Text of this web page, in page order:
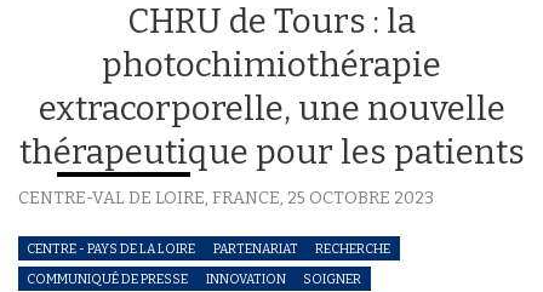
CHRU de Tours : la
photochimiothérapie
extracorporelle, une nouvelle
thérapeutique pour les patients
CENTRE-VAL DE LOIRE, FRANCE, 25 OCTOBRE 2023
CENTRE - PAYS DE LA LOIRE PARTENARIAT
RECHERCHE
COMMUNIQUÉ DE PRESSE
INNOVATION SOIGNER